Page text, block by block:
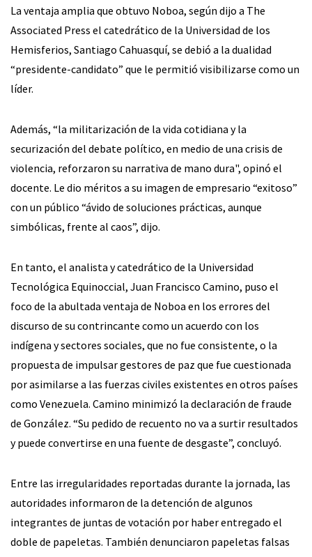
La ventaja amplia que obtuvo Noboa, según dijo a The
Associated Press el catedrático de la Universidad de los
Hemisferios, Santiago Cahuasquí, se debió a la dualidad
“presidente-candidato” que le permitió visibilizarse como un
líder.
Además, “la militarización de la vida cotidiana y la
securización del debate político, en medio de una crisis de
violencia, reforzaron su narrativa de mano dura", opinó el
docente. Le dio méritos a su imagen de empresario “exitoso”
con un público “ávido de soluciones prácticas, aunque
simbólicas, frente al caos”, dijo.
En tanto, el analista y catedrático de la Universidad
Tecnológica Equinoccial, Juan Francisco Camino, puso el
foco de la abultada ventaja de Noboa en los errores del
discurso de su contrincante como un acuerdo con los
indígena y sectores sociales, que no fue consistente, o la
propuesta de impulsar gestores de paz que fue cuestionada
por asimilarse a las fuerzas civiles existentes en otros países
como Venezuela. Camino minimizó la declaración de fraude
de González. “Su pedido de recuento no va a surtir resultados
y puede convertirse en una fuente de desgaste”, concluyó.
Entre las irregularidades reportadas durante la jornada, las
autoridades informaron de la detención de algunos
integrantes de juntas de votación por haber entregado el
doble de papeletas. También denunciaron papeletas falsas